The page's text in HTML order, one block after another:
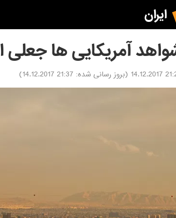
ایران
آمریکایی ها
21:27 (بروز رسانی شده: 21:37 14.12.2017
)